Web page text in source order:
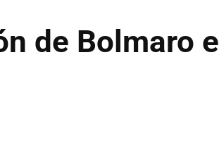
de Bolmaro